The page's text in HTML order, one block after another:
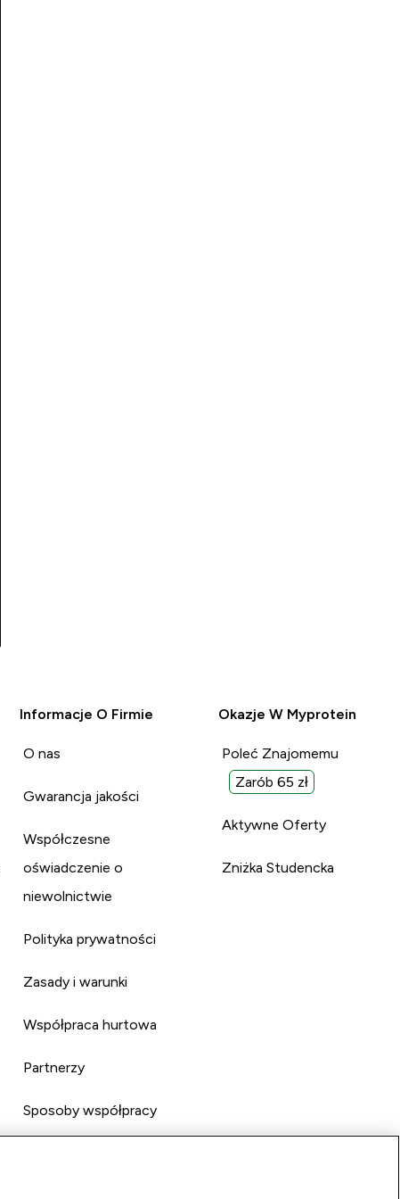
Informacje O Firmie
O nas
Gwarancja jakości
Współczesne
oświadczenie o
niewolnictwie
Polityka prywatności
Zasady i warunki
Współpraca hurtowa
Partnerzy
Sposoby współpracy
Okazje W Myprotein
Poleć Znajomemu
Zarób 65 zł
Aktywne Oferty
Zniżka Studencka